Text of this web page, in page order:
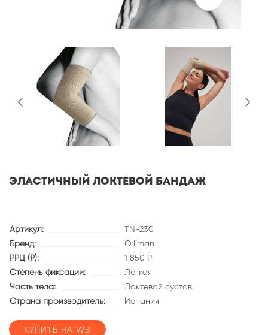
Эластичный локтевой бандаж
Артикул:
TN-230
Бренд:
Orliman
РРЦ (₽):
1 850 ₽
Степень фиксации:
Легкая
Часть тела:
Локтевой сустав
Страна производитель:
Испания
КУПИТЬ НА WB